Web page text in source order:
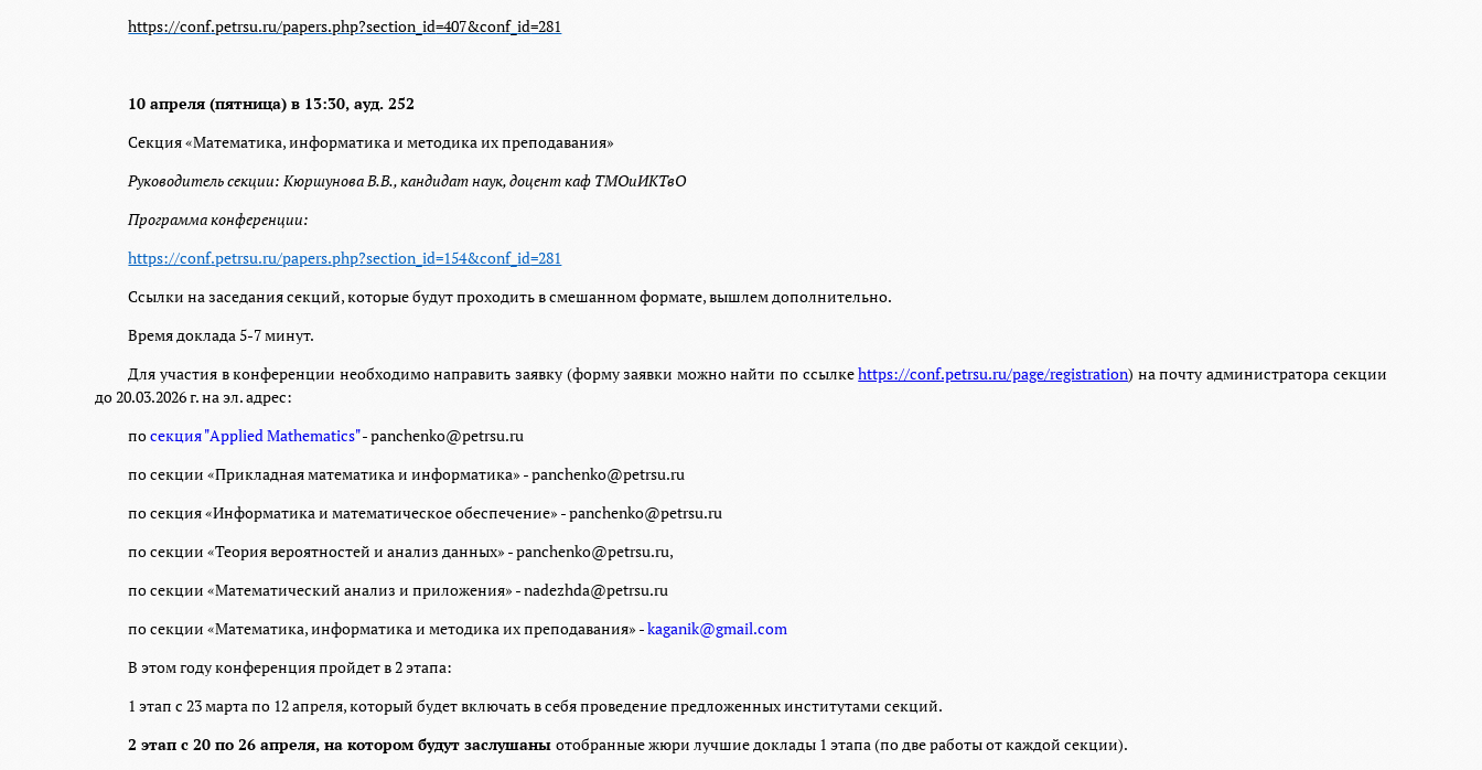
https://conf.petrsu.ru/papers.php?section _id=407&conf_id=281
10 апреля (пятница) в 13:30, ауд. 252
Секция «Математика, информатика и методика их преподавания»
Руководитель секции: Кюршунова В.В., кандидат наук, доцент каф ТМОиИКТвО
Программа конференции:
https://conf.petrsu.ru/papers.php?section _id=154&conf_id=281
Ссылки на заседания секций, которые будут проходить в смешанном формате, вышлем дополнительно.
Время доклада 5-7 минут.
Для участия в конференции необходимо направить заявку (форму заявки можно найти по ссылкеhttps://conf.petrsu.ru/page/registration) на почту администратора секции
до20.03.2026 г.на эл. адрес:
посекция"Applied Mathematics"-panchenko@petrsu.ru
по секции«Прикладная математика и информатика» -panchenko@petrsu.ru
по секция«Информатика и математическое обеспечение» -panchenko@petrsu.ru
по секции «Теория вероятностей и анализ данных» -panchenko@petrsu.ru,
по секции «Математический анализ и приложения» -nadezhda@petrsu.ru
по секции«Математика, информатика и методика их преподавания» -kaganik@gmail.com
В этом году конференция пройдет в 2 этапа:
1 этап с 23 марта по 12 апреля, который будет включать в себя проведение предложенных институтами секций.
2 этап с 20 по 26 апреля, на котором будут заслушаныотобранные жюри лучшие доклады 1 этапа (по две работы от каждой секции).